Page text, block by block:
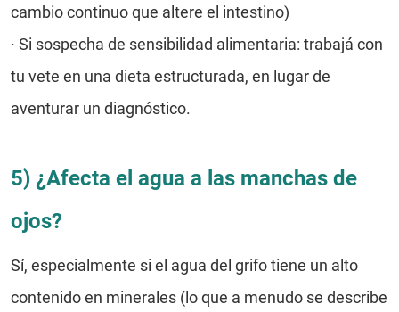
cambio continuo que altere el intestino)
· Si sospecha de sensibilidad alimentaria: trabajá con
tu vete en una dieta estructurada, en lugar de
aventurar un diagnóstico.
5) ¿Afecta el agua a las manchas de
ojos?
Sí, especialmente si el agua del grifo tiene un alto
contenido en minerales (lo que a menudo se describe